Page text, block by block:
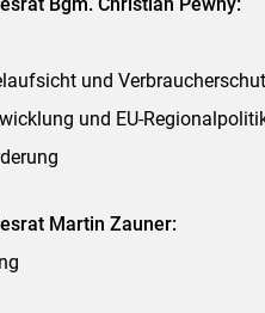
und
und EU-
Martin Zauner: